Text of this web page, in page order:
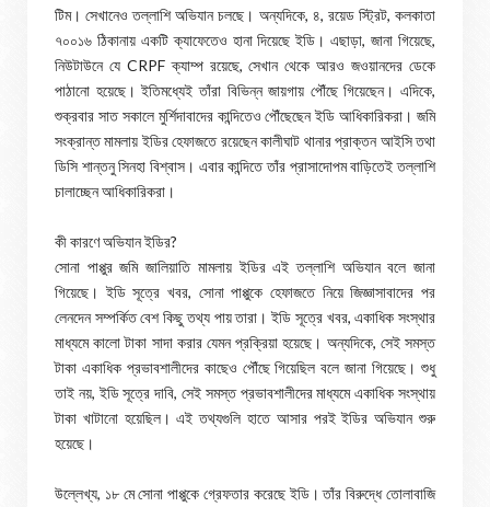
টিম। সেখানেও তল্লাশি অভিযান চলছে। অন্যদিকে, ৪, রয়েড স্ট্রিট, কলকাতা
৭০০১৬ ঠিকানায় একটি ক্যাফেতেও হানা দিয়েছে ইডি। এছাড়া, জানা গিয়েছে,
নিউটাউনে যে CRPF ক্যাম্প রয়েছে, সেখান থেকে আরও জওয়ানদের ডেকে
পাঠানো হয়েছে। ইতিমধ্যেই তাঁরা বিভিন্ন জায়গায় পৌঁছে গিয়েছেন। এদিকে,
শুক্রবার সাত সকালে মুর্শিদাবাদের কান্দিতেও পৌঁছেছেন ইডি আধিকারিকরা। জমি
সংক্রান্ত মামলায় ইডির হেফাজতে রয়েছেন কালীঘাট থানার প্রাক্তন আইসি তথা
ডিসি শান্তনু সিনহা বিশ্বাস। এবার কান্দিতে তাঁর প্রাসাদোপম বাড়িতেই তল্লাশি
চালাচ্ছেন আধিকারিকরা।
কী কারণে অভিযান ইডির?
সোনা পাপ্পুর জমি জালিয়াতি মামলায় ইডির এই তল্লাশি অভিযান বলে জানা
গিয়েছে। ইডি সূত্রে খবর, সোনা পাপ্পুকে হেফাজতে নিয়ে জিজ্ঞাসাবাদের পর
লেনদেন সম্পর্কিত বেশ কিছু তথ্য পায় তারা। ইডি সূত্রে খবর, একাধিক সংস্থার
মাধ্যমে কালো টাকা সাদা করার যেমন প্রক্রিয়া হয়েছে। অন্যদিকে, সেই সমস্ত
টাকা একাধিক প্রভাবশালীদের কাছেও পৌঁছে গিয়েছিল বলে জানা গিয়েছে। শুধু
তাই নয়, ইডি সূত্রে দাবি, সেই সমস্ত প্রভাবশালীদের মাধ্যমে একাধিক সংস্থায়
টাকা খাটানো হয়েছিল। এই তথ্যগুলি হাতে আসার পরই ইডির অভিযান শুরু
হয়েছে।
উল্লেখ্য, ১৮ মে সোনা পাপ্পুকে গ্রেফতার করেছে ইডি। তাঁর বিরুদ্ধে তোলাবাজি